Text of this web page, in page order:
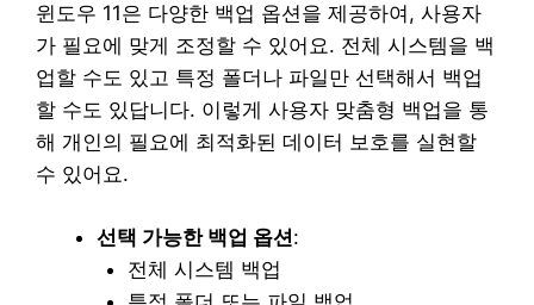
윈도우 11은 다양한 백업 옵션을 제공하여, 사용자
가 필요에 맞게 조정할 수 있어요. 전체 시스템을 백
업할 수도 있고 특정 폴더나 파일만 선택해서 백업
할 수도 있답니다. 이렇게 사용자 맞춤형 백업을 통
해 개인의 필요에 최적화된 데이터 보호를 실현할
수 있어요.
선택 가능한 백업 옵션:
전체 시스템 백업